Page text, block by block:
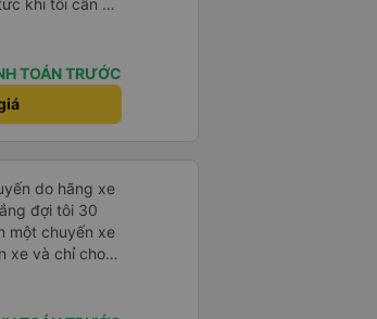
khi tôi cần đi
hoàn toàn an
TOÁN TRƯỚC
do hãng xe
đợi tôi 30
một chuyến xe
xe và chỉ cho